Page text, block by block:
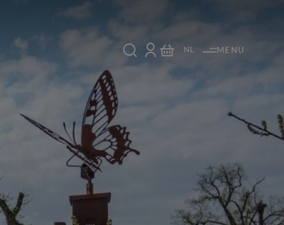
NL MENU